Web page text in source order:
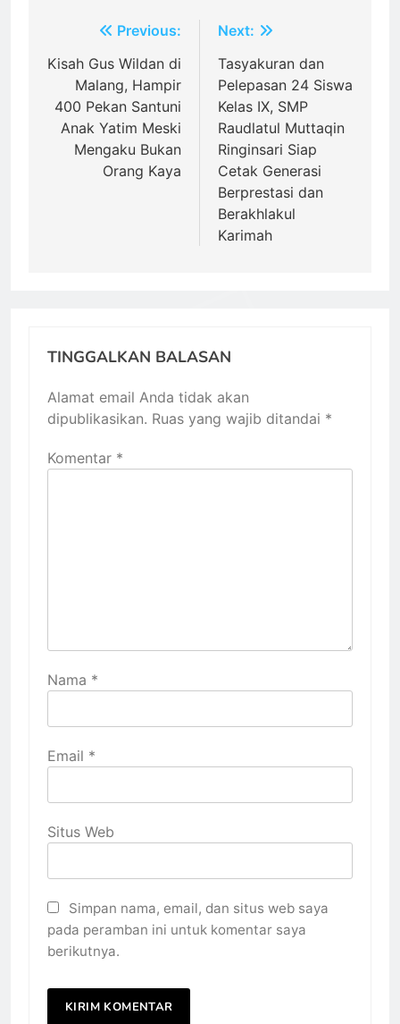
Navigasi
pos
Previous:
Kisah Gus Wildan di
Malang, Hampir
400 Pekan Santuni
Anak Yatim Meski
Mengaku Bukan
Orang Kaya
Next:
Tasyakuran dan
Pelepasan 24 Siswa
Kelas IX, SMP
Raudlatul Muttaqin
Ringinsari Siap
Cetak Generasi
Berprestasi dan
Berakhlakul
Karimah
TINGGALKAN BALASAN
Alamat email Anda tidak akan
dipublikasikan. Ruas yang wajib ditandai *
Komentar *
Nama *
Email *
Situs Web
Simpan nama, email, dan situs web saya
pada peramban ini untuk komentar saya
berikutnya.